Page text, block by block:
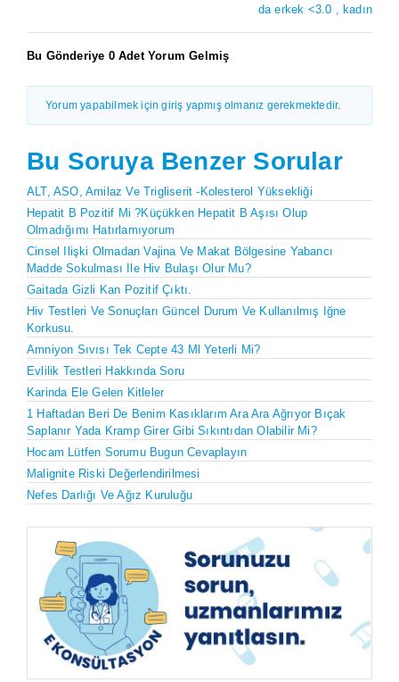
da erkek <3.0 , kadın
Bu Gönderiye 0 Adet Yorum Gelmiş
Yorum yapabilmek için giriş yapmış olmanız gerekmektedir.
Bu Soruya Benzer Sorular
ALT, ASO, Amilaz Ve Trigliserit -kolesterol Yüksekliği
Hepatit B Pozitif Mi ?Küçükken Hepatit B Aşısı Olup
Olmadığımı Hatırlamıyorum
Cinsel Ilişki Olmadan Vajina Ve Makat Bölgesine Yabancı
Madde Sokulması Ile Hiv Bulaşı Olur Mu?
Gaitada Gizli Kan Pozitif Çıktı.
Hiv Testleri Ve Sonuçları Güncel Durum Ve Kullanılmış Iğne
Korkusu.
Amniyon Sıvısı Tek Cepte 43 Ml Yeterli Mi?
Evlilik Testleri Hakkında Soru
Karinda Ele Gelen Kitleler
1 Haftadan Beri De Benim Kasıklarım Ara Ara Ağrıyor Bıçak
Saplanır Yada Kramp Girer Gibi Sıkıntıdan Olabilir Mi?
Hocam Lütfen Sorumu Bugun Cevaplayın
Malignite Riski Değerlendirilmesi
Nefes Darlığı Ve Ağız Kuruluğu